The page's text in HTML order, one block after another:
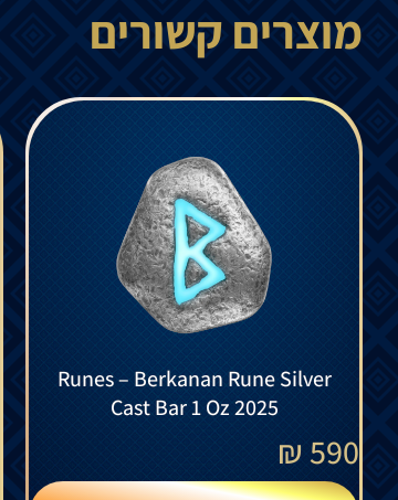
מוצרים קשורים
Runes – Berkanan Rune Silver
Cast Bar 1 Oz 2025
590
₪